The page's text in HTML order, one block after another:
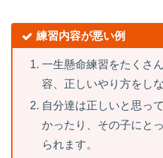
練習内容が悪い例
一生懸命練習をたくさ
容、正しいやり方をし
自分達は正しいと思っ
かったり、その子にと
られます。